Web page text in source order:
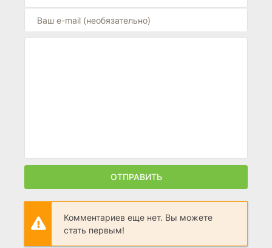
ОТПРАВИТЬ
Комментариев еще нет. Вы можете
стать первым!